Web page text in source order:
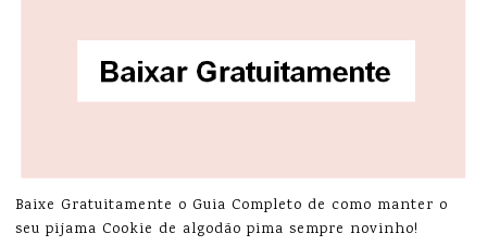
Baixe Gratuitamente o Guia Completo de como manter o
seu pijama Cookie de algodão pima sempre novinho!